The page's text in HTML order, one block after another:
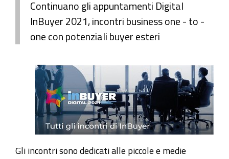
Continuano gli appuntamenti Digital
InBuyer 2021, incontri business one - to -
one con potenziali buyer esteri
Gli incontri sono dedicati alle piccole e medie